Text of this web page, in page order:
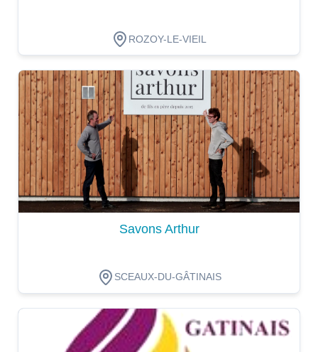
ROZOY-LE-VIEIL
Dégustation
Savons Arthur
SCEAUX-DU-GÂTINAIS
Dégustation